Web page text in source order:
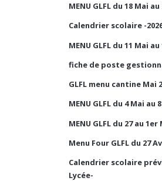
MENU GLFL du 18 Mai
Calendrier scolaire -
MENU GLFL du 11 Mai
fiche de poste
GLFL menu cantine Mai
MENU GLFL du 4 Mai au
MENU GLFL du 27 au 1er
Menu Four GLFL du 27
Calendrier scolaire
Lycée-